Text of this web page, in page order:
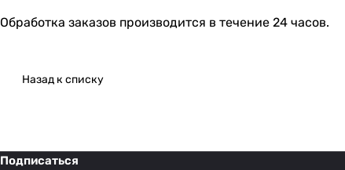
Обработка заказов производится в течение 24 часов.
Назад к списку
Подписаться